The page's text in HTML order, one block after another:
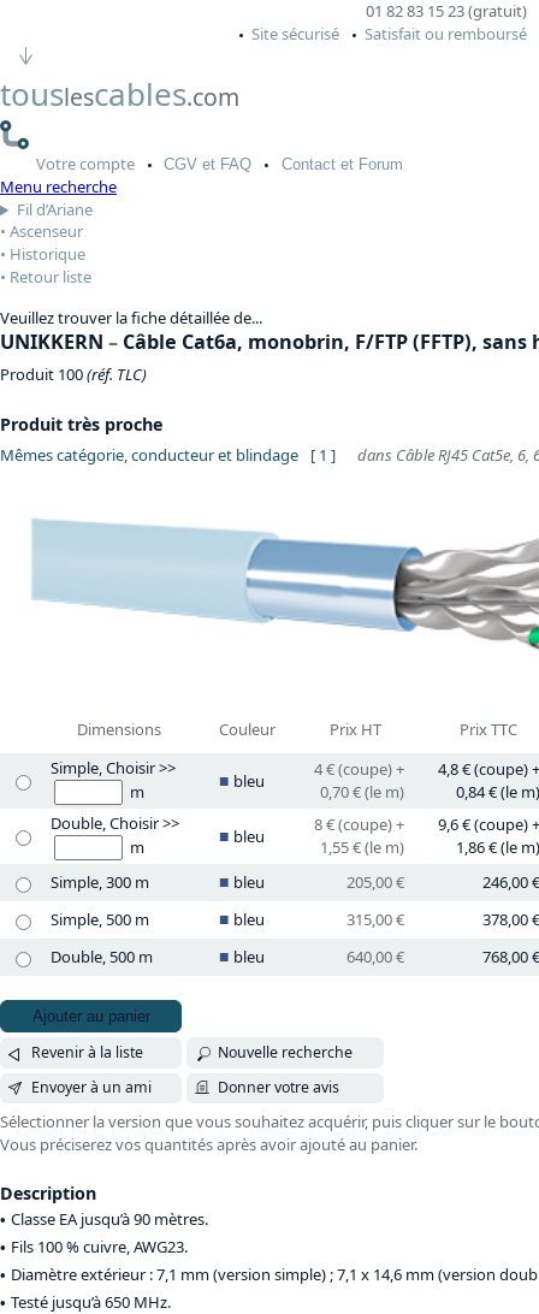
01 82 83 15 23 (gratuit)
Site sécurisé
Satisfait ou remboursé
touslescables.com
Votrecompte CGV et FAQ Contactet Forum
Menu recherche
Fil d’Ariane
Ascenseur
Historique
Retour liste
Veuillez trouver la fiche détaillée de...
UNIKKERN – Câble Cat6a, monobrin, F/FTP (FFTP),
Produit 100(réf. TLC)
Produit très proche
Mêmes catégorie, conducteur et blindage [ 1 ] dans Câble RJ45 Cat5e, 6,
Dimensions Couleur Prix HT
Prix TTC
Simple, Choisir >>
m
bleu
4 € (coupe) +
0,70 € (le m)
4,8 € (coupe) +
0,84 € (le m)
Double, Choisir >>
m
bleu
8 € (coupe) +
1,55 € (le m)
9,6 € (coupe) +
1,86 € (le m)
Simple, 300 m
bleu 205,00 €
246,00 €
Simple, 500 m
bleu 315,00 €
378,00 €
Double, 500 m
bleu 640,00 € 768,00 €
Ajouter au panier
Revenir à la liste
Nouvelle recherche
Envoyer à un ami
Donner votre avis
Sélectionner la version que vous souhaitez acquérir, puis cliquer sur le
Vous préciserez vos quantités après avoir ajouté au panier.
Description
Classe EA jusqu’à 90 mètres.
Fils 100 % cuivre, AWG23.
Diamètre extérieur : 7,1 mm (version simple) ; 7,1 x 14,6 mm (version
Testé jusqu’à 650 MHz.